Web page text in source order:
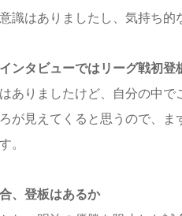
識はありましたし、気持ち的
タビューではリーグ戦初登
ありましたけど、自分の中
が見えてくると思うので、
。
、登板はあるか